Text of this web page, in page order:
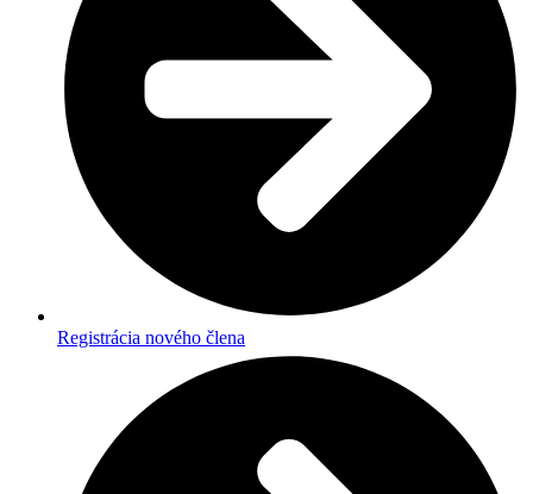
Registrácia nového člena